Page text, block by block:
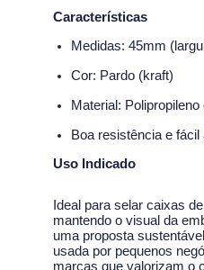
Características
Medidas: 45mm
Cor: Pardo (kraft)
Material:
Boa resistência e fácil
Uso Indicado
Ideal para selar caixas
mantendo o visual da
uma proposta
usada por pequenos
marcas que valorizam o